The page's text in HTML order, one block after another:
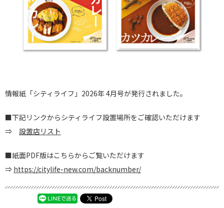
情報紙「シティライフ」2026年 4月号が発行されました。
■下記リンクからシティライフ設置場所をご確認いただけます
⇒ 設置店リスト
■紙面PDF版はこちらからご覧いただけます
⇒ https://citylife-new.com/backnumber/